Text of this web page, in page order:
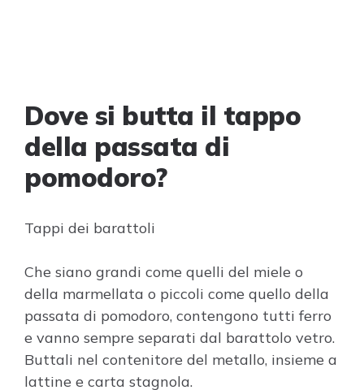
Dove si butta il tappo
della passata di
pomodoro?
Tappi dei barattoli
Che siano grandi come quelli del miele o
della marmellata o piccoli come quello della
passata di pomodoro, contengono tutti ferro
e vanno sempre separati dal barattolo vetro.
Buttali nel contenitore del metallo, insieme a
lattine e carta stagnola.